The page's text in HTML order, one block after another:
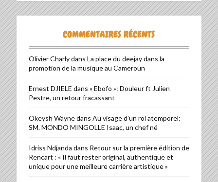
COMMENTAIRES RÉCENTS
Olivier Charlydans La place du deejay dans la
promotion de la musique au Cameroun
Ernest DJIELE dans « Ebofo »: Douleur ft Julien
Pestre, un retour fracassant
Okeysh Waynedans Au visage d’un roi atemporel:
SM. MONDO MINGOLLE Isaac, un chef né
Idriss Ndjanda dans Retour sur la première édition de
Rencart : « Il faut rester original, authentique et
unique pour une meilleure carrière artistique »